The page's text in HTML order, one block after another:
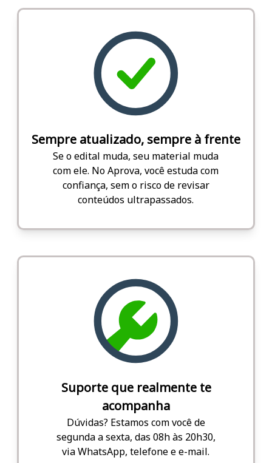
Sempre atualizado, sempre à frente
Se o edital muda, seu material muda
com ele. No Aprova, você estuda com
confiança, sem o risco de revisar
conteúdos ultrapassados.
Suporte que realmente te
acompanha
Dúvidas? Estamos com você de
segunda a sexta, das 08h às 20h30,
via WhatsApp, telefone e e-mail.